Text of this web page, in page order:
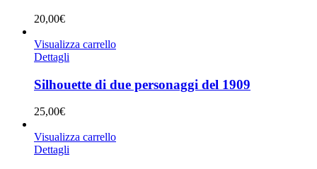
20,00€
Visualizza carrello
Dettagli
Silhouette di due personaggi del 1909
25,00€
Visualizza carrello
Dettagli